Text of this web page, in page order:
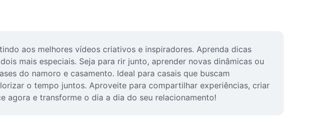
aos melhores vídeos criativos e inspiradores. Aprenda dicas
mais especiais. Seja para rir junto, aprender novas dinâmicas ou
do namoro e casamento. Ideal para casais que buscam
o tempo juntos. Aproveite para compartilhar experiências, criar
agora e transforme o dia a dia do seu relacionamento!